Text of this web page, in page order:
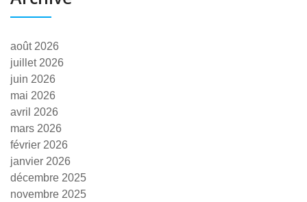
août 2026
juillet 2026
juin 2026
mai 2026
avril 2026
mars 2026
février 2026
janvier 2026
décembre 2025
novembre 2025